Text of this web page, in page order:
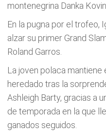
montenegrina Danka
En la pugna por el trofeo,
alzar su primer Grand
Roland Garros.
La joven polaca mantiene
heredado tras la
Ashleigh Barty, gracias a
de temporada en la que
ganados seguidos.